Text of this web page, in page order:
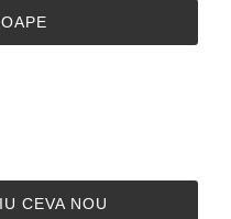
CEVA NOU